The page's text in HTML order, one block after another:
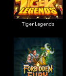
Tiger Legends